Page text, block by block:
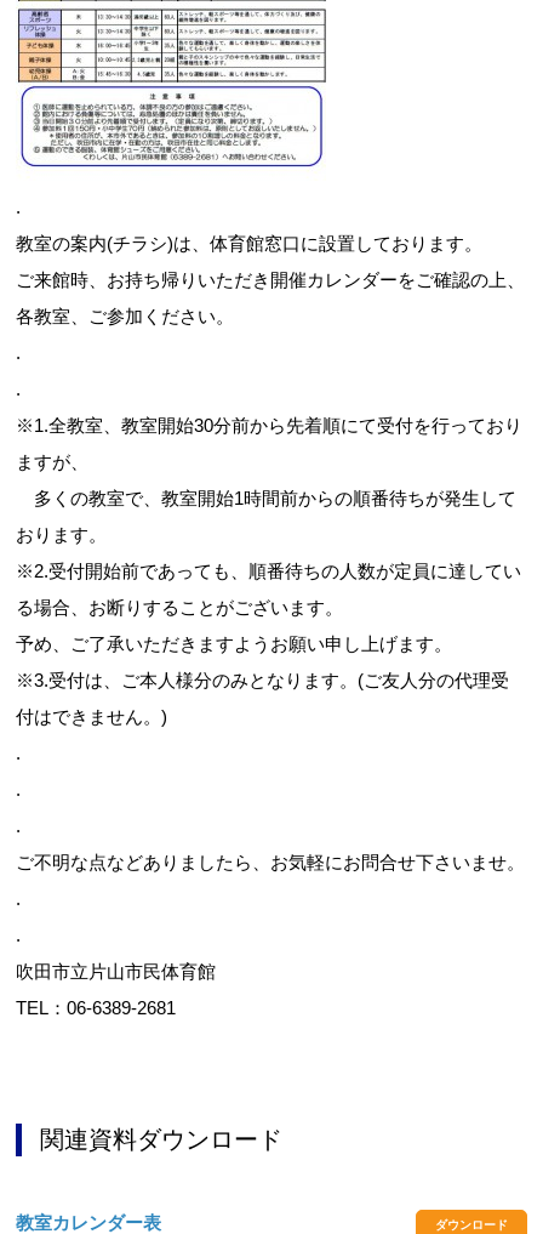
.
教室の案内(チラシ)は、体育館窓口に設置しております。
ご来館時、お持ち帰りいただき開催カレンダーをご確認の上、
各教室、ご参加ください。
.
.
※1.全教室、教室開始30分前から先着順にて受付を行っており
ますが、
多くの教室で、教室開始1時間前からの順番待ちが発生して
おります。
※2.受付開始前であっても、順番待ちの人数が定員に達してい
る場合、お断りすることがございます。
予め、ご了承いただきますようお願い申し上げます。
※3.受付は、ご本人様分のみとなります。(ご友人分の代理受
付はできません。)
.
.
.
ご不明な点などありましたら、お気軽にお問合せ下さいませ。
.
.
吹田市立片山市民体育館
TEL：06-6389-2681
関連資料ダウンロード
教室カレンダー表 ダウンロード